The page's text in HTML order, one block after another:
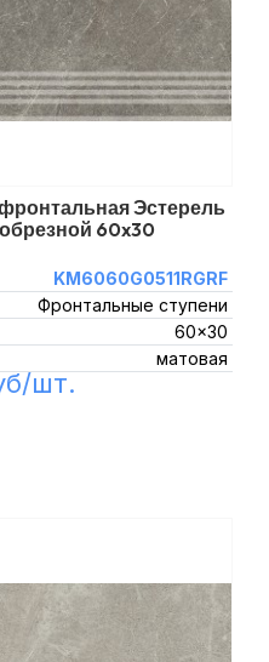
Эстерель
60x30
KM6060G0511RGRF
Фронтальные ступени
60x30
матовая
шт.